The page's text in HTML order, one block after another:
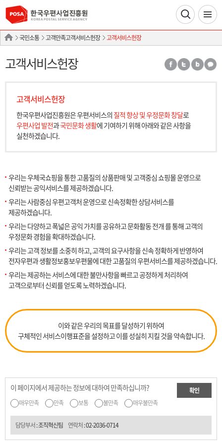
국민소통 고객만족고객서비스헌장 고객서비스헌장
고객서비스헌장
고객서비스헌장
한국우편사업진흥원은 우편서비스의 질적 향상 및 우정문화 창달로
우편사업 발전과국민문화 생활에 기여하기 위해아래와 같은 사항을
실천하겠습니다.
우리는 우체국쇼핑을 통한 고품질의 상품판매 및 고객중심 쇼핑몰 운영으로
신뢰받는 공익서비스를 제공하겠습니다.
우리는 사람중심 우편고객처 운영으로 신속정확한 상담서비스를
제공하겠습니다.
우리는 다양하고 폭넓은 공익 가치를 공유하고 문화활동 전개 를 통해 고객의
우정문화 경험을 확대하겠습니다.
우리는 고객 정보를 소중히 하고, 고객의 요구사항을 신속 정확하게 반영하여
전자우편과 생활정보홍보우편물에 대한 고품질의 우편서비스를 제공하겠습니다.
우리는 제공하는 서비스에 대한 불만사항을 빠르고 공정하게 처리하여
고객으로부터 신뢰를 얻도록 노력하겠습니다.
이와 같은 우리의 목표를 달성하기 위하여
구체적인 서비스이행표준을 설정하고 이를 성실히 지킬 것을 약속합니다.
이 페이지에서 제공하는 정보에 대하여 만족하십니까?
매우만족 만족 보통 불만족 매우불만족
확인
담당부서: 조직혁신팀 연락처:02-2036-0714